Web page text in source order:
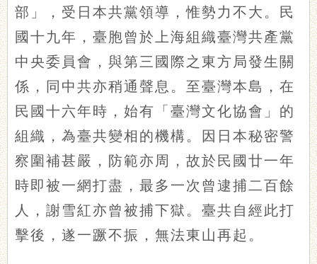
部」，受日本共黨領導，惟勢力不大。民
國十九年，臺胞曾於上海組織臺灣共產黨
中央委員會，與第三國際之東方局發生關
係，同中共亦稍通聲息。至臺灣本島，在
民國十六年時，始有「臺灣文化協會」的
組織，為臺共變相的機構。因日本秘密警
察圍補甚嚴，防範亦周，故於民國廿一年
時即被一網打盡，最多一次曾逮捕二百餘
人，謝雪紅亦曾被捕下獄。臺共自經此打
擊後，遂一蹶不振，無法東山再起。